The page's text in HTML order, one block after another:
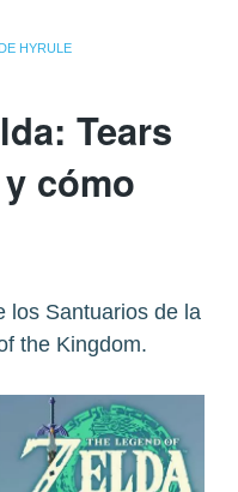
HYRULE
Tears
cómo
los Santuarios de la
the Kingdom.